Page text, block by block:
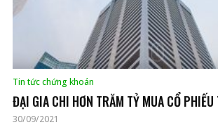
Tin tức chứng khoán
ĐẠI GIA CHI HƠN TRĂM TỶ MUA CỔ
30/09/2021